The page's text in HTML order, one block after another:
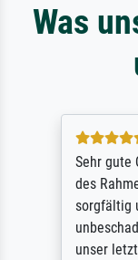
Was
Sehr gute
des
sorgfältig
unser